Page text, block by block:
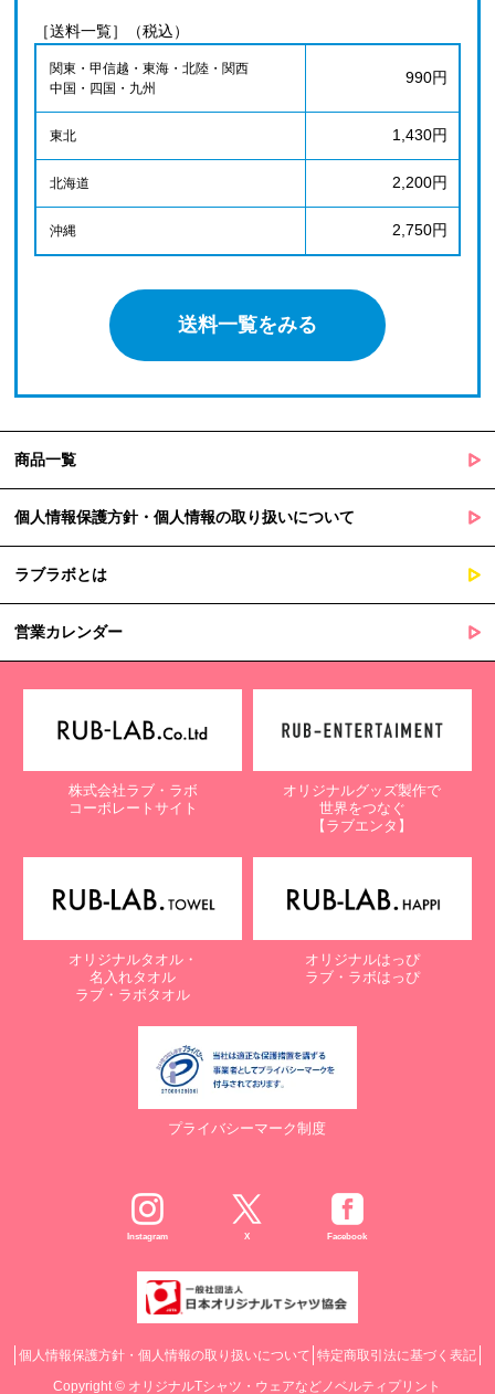
［送料一覧］（税込）
関東・甲信越・東海・北陸・関西
中国・四国・九州
990円
東北 1,430円
北海道 2,200円
沖縄 2,750円
送料一覧をみる
商品一覧
個人情報保護方針・個人情報の取り扱いについて
ラブラボとは
営業カレンダー
株式会社ラブ・ラボ
コーポレートサイト
オリジナルグッズ製作で
世界をつなぐ
【ラブエンタ】
オリジナルタオル・
名入れタオル
ラブ・ラボタオル
オリジナルはっぴ
ラブ・ラボはっぴ
プライバシーマーク制度
Instagram X Facebook
個人情報保護方針・個人情報の取り扱いについて 特定商取引法に基づく表記
Copyright © オリジナルTシャツ・ウェアなどノベルティプリント